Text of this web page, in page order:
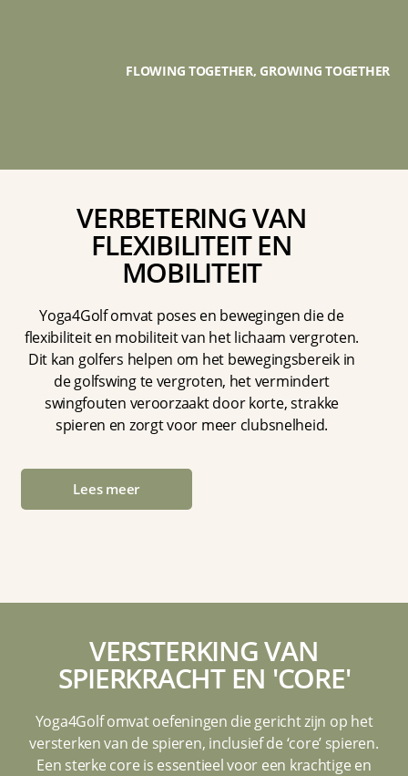
FLOWING TOGETHER, GROWING TOGETHER
VERBETERING VAN
FLEXIBILITEIT EN
MOBILITEIT
Yoga4Golf omvat poses en bewegingen die de
flexibiliteit en mobiliteit van het lichaam vergroten.
Dit kan golfers helpen om het bewegingsbereik in
de golfswing te vergroten, het vermindert
swingfouten veroorzaakt door korte, strakke
spieren en zorgt voor meer clubsnelheid.
Lees meer
VERSTERKING VAN
SPIERKRACHT EN 'CORE'
Yoga4Golf omvat oefeningen die gericht zijn op het
versterken van de spieren, inclusief de ‘core’ spieren.
Een sterke core is essentieel voor een krachtige en